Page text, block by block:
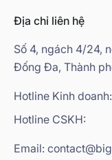
Địa chỉ liên hệ
Số 4, ngách 4/24,
Đống Đa, Thành
Hotline Kinh doanh:
Hotline CSKH:
Email: